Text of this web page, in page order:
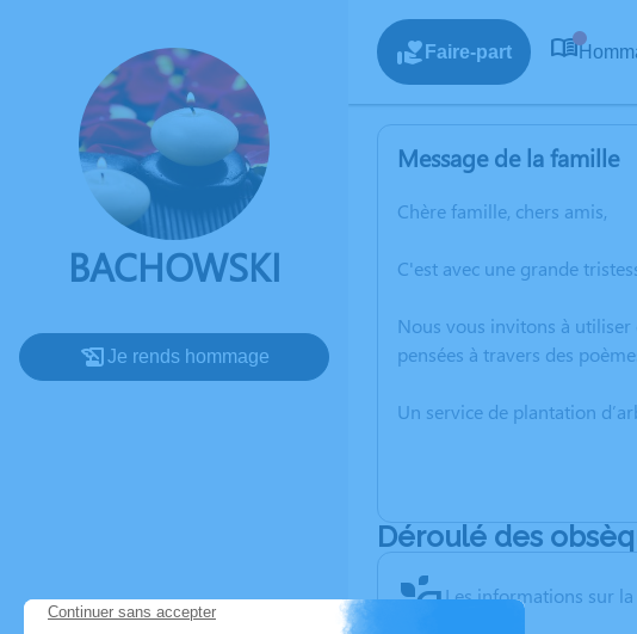
BACHOWSKI
Je rends hommage
Faire-part
Message de la famille
Chère famille, chers amis,
C'est avec une grande
Nous vous invitons à utiliser
pensées à travers des
Un service de plantation
Déroulé des
Les informations sur